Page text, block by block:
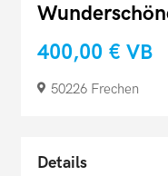
400,00 € VB
50226 Frechen
Details